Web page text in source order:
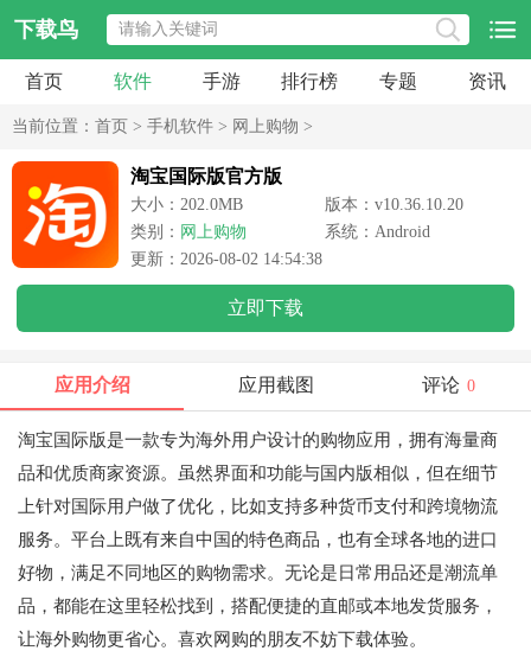
下载鸟
首页 软件 手游 排行榜 专题 资讯
当前位置： 首页 > 手机软件 > 网上购物 >
淘宝国际版官方版
大小：202.0MB
版本：v10.36.10.20
类别： 网上购物
系统：Android
更新：2026-08-02 14:54:38
立即下载
应用介绍 应用截图 评论 0
淘宝国际版是一款专为海外用户设计的购物应用，拥有海量商
品和优质商家资源。虽然界面和功能与国内版相似，但在细节
上针对国际用户做了优化，比如支持多种货币支付和跨境物流
服务。平台上既有来自中国的特色商品，也有全球各地的进口
好物，满足不同地区的购物需求。无论是日常用品还是潮流单
品，都能在这里轻松找到，搭配便捷的直邮或本地发货服务，
让海外购物更省心。喜欢网购的朋友不妨下载体验。